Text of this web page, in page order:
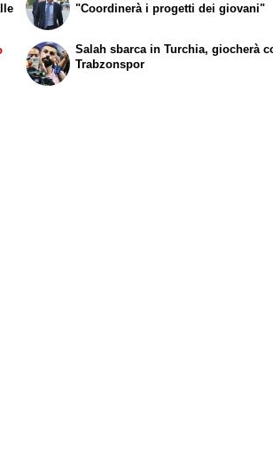
"Coordinerà i progetti dei giovani"
Salah sbarca in Turchia, giocherà
Trabzonspor